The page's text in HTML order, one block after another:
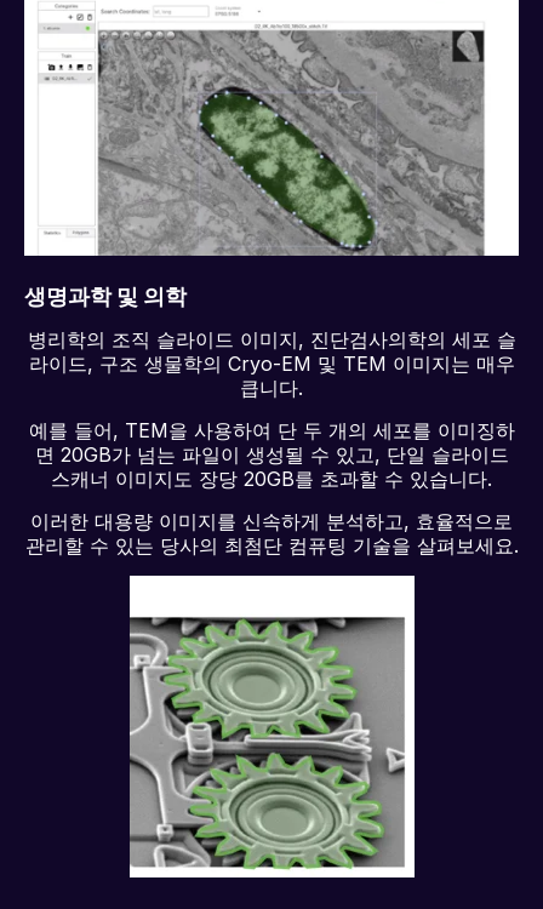
생명과학 및 의학
병리학의 조직 슬라이드 이미지, 진단검사의학의 세포 슬
라이드, 구조 생물학의 Cryo-EM 및 TEM 이미지는 매우
큽니다.
예를 들어, TEM을 사용하여 단 두 개의 세포를 이미징하
면 20GB가 넘는 파일이 생성될 수 있고, 단일 슬라이드
스캐너 이미지도 장당 20GB를 초과할 수 있습니다.
이러한 대용량 이미지를 신속하게 분석하고, 효율적으로
관리할 수 있는 당사의 최첨단 컴퓨팅 기술을 살펴보세요.